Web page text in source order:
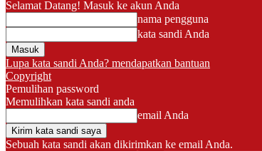
Selamat Datang! Masuk ke akun Anda
nama pengguna
kata sandi Anda
Lupa kata sandi Anda? mendapatkan bantuan
Copyright
Pemulihan password
Memulihkan kata sandi anda
email Anda
Sebuah kata sandi akan dikirimkan ke email Anda.